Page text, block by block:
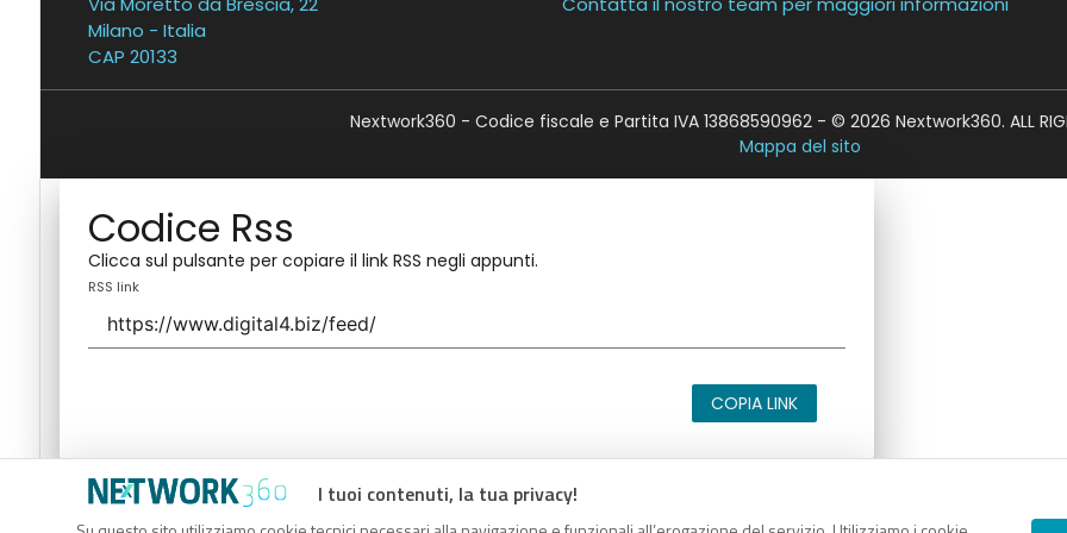
I tuoi contenuti, la tua privacy!
Milano - Italia
CAP 20133
Nextwork360 - Codice fiscale e Partita IVA 13868590962 - © 2026 Nextwork360. ALL
Mappa del sito
Codice Rss
Clicca sul pulsante per copiare il link RSS negli appunti.
RSS link
COPIA LINK
Codice Rss